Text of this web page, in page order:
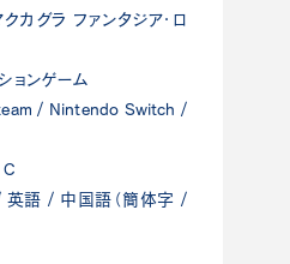
カグラ ファンタジア・ロ
ョンゲーム
/ Nintendo Switch /
C
英語 / 中国語（簡体字 /